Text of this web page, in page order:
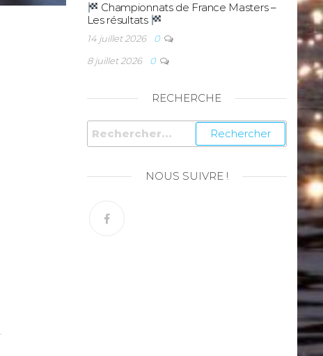
Championnats de France Masters –
Les résultats
14 juillet 2026
0
8 juillet 2026
0
RECHERCHE
NOUS SUIVRE !